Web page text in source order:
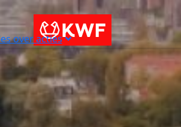
over acties